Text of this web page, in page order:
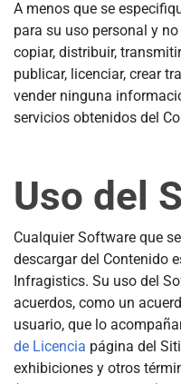
A menos que se
para su uso personal y
copiar, distribuir,
publicar, licenciar, crear
vender ninguna
servicios obtenidos del
Uso del
Cualquier Software que
descargar del Contenido
Infragistics. Su uso del
acuerdos, como un
usuario, que lo
de Licencia página del
exhibiciones y otros